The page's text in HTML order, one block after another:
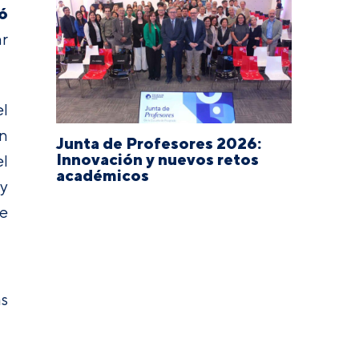
Junta de Profesores 2026:
Innovación y nuevos retos
académicos